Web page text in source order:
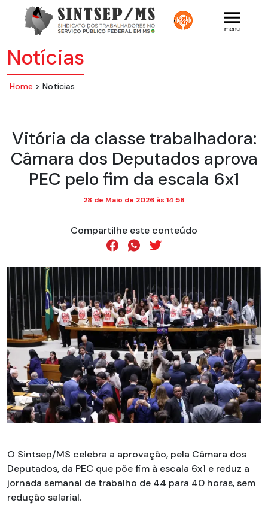
Notícias
Home > Notícias
Vitória da classe trabalhadora:
Câmara dos Deputados aprova
PEC pelo fim da escala 6x1
28 de Maio de 2026 às 14:58
Compartilhe este conteúdo
O Sintsep/MS celebra a aprovação, pela Câmara dos
Deputados, da PEC que põe fim à escala 6x1 e reduz a
jornada semanal de trabalho de 44 para 40 horas, sem
redução salarial.